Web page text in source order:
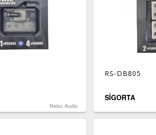
Reiss Audio
RS-DB805
SİGORTA